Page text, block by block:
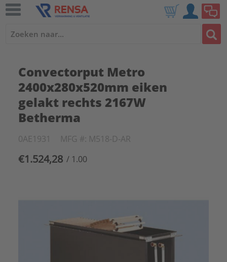
Convectorput Metro
2400x280x520mm eiken
gelakt rechts 2167W
Betherma
0AE1931 MFG #: M518-D-AR
€1.524,28 / 1.00